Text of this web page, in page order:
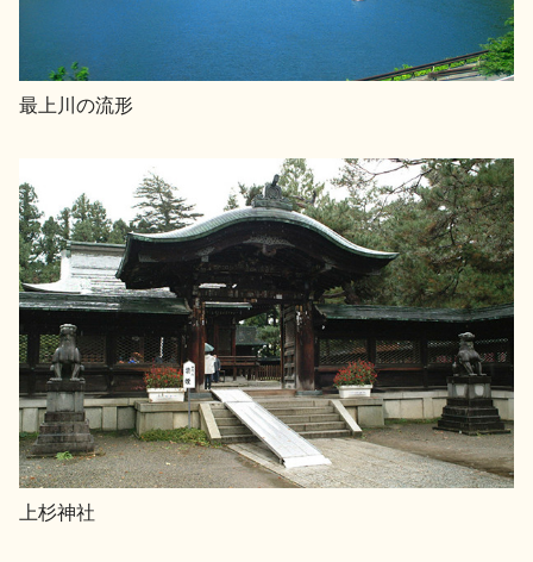
地酒蔵元会とは
お問い合わせ
最上川の流形
上杉神社